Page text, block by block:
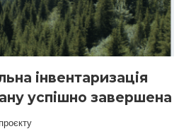
інвентаризація
успішно завершена